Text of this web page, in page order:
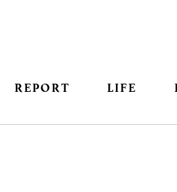
REPORT LIFE